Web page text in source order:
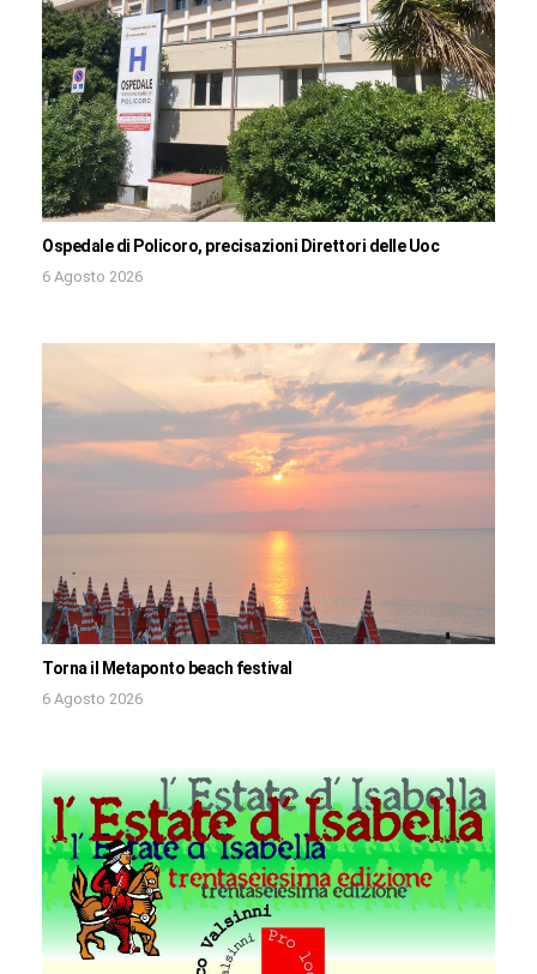
Ospedale di Policoro, precisazioni Direttori delle Uoc
6 Agosto 2026
Torna il Metaponto beach festival
6 Agosto 2026